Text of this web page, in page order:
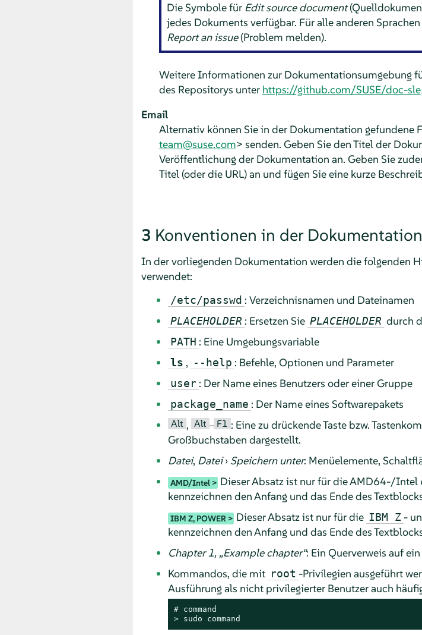
Die Symbole für Edit source document
jedes Dokuments verfügbar. Für alle anderen
Report an issue(Problem melden).
Weitere Informationen zur Dokumentationsumgebung
des Repositorys unter https://github.com/SUSE/doc-sle
Email
Alternativ können Sie in der Dokumentation gefundene
team@suse.com> senden. Geben Sie den Titel der
Veröffentlichung der Dokumentation an. Geben Sie
Titel (oder die URL) an und fügen Sie eine kurze
3 Konventionen in der Dokumentation
In der vorliegenden Dokumentation werden die folgenden
verwendet:
/etc/passwd : Verzeichnisnamen und Dateinamen
PLACEHOLDER : Ersetzen Sie PLACEHOLDER durch
PATH : Eine Umgebungsvariable
ls , --help : Befehle, Optionen und Parameter
user : Der Name eines Benutzers oder einer Gruppe
package_name : Der Name eines Softwarepakets
Alt , Alt – F1 : Eine zu drückende Taste bzw.
Großbuchstaben dargestellt.
Datei, Datei› Speichern unter: Menüelemente,
AMD/Intel
Dieser Absatz ist nur für die AMD64-/Intel
kennzeichnen den Anfang und das Ende des
IBM Z, POWER Dieser Absatz ist nur für die IBM Z -
kennzeichnen den Anfang und das Ende des
Chapter 1, „Example chapter“: Ein Querverweis auf
Kommandos, die mit root -Privilegien ausgeführt
Ausführung als nicht privilegierter Benutzer auch
# command
> sudo command